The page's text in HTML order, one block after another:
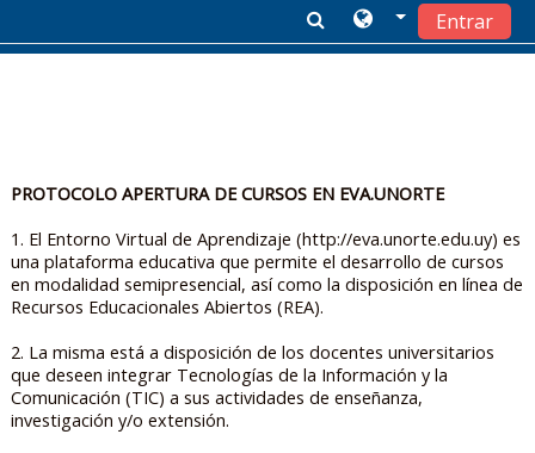
Entrar
PROTOCOLO APERTURA DE CURSOS EN EVA.UNORTE
1. El Entorno Virtual de Aprendizaje (http://eva.unorte.edu.uy) es
una plataforma educativa que permite el desarrollo de cursos
en modalidad semipresencial, así como la disposición en línea de
Recursos Educacionales Abiertos (REA).
2. La misma está a disposición de los docentes universitarios
que deseen integrar Tecnologías de la Información y la
Comunicación (TIC) a sus actividades de enseñanza,
investigación y/o extensión.